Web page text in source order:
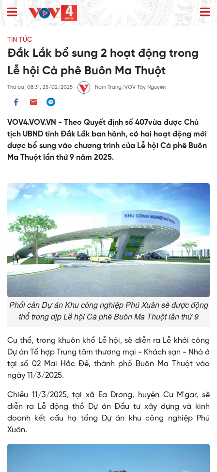
TIN TỨC
Đắk Lắk bổ sung 2 hoạt động trong
Lễ hội Cà phê Buôn Ma Thuột
Thứ ba, 08:31, 25/02/2025 Nam Trang/VOV Tây Nguyên
VOV4.VOV.VN - Theo Quyết định số 407vừa được Chủ
tịch UBND tỉnh Đắk Lắk ban hành, có hai hoạt động mới
được bổ sung vào chương trình của Lễ hội Cà phê Buôn
Ma Thuột lần thứ 9 năm 2025.
Phối cản Dự án Khu công nghiệp Phú Xuân sẽ được động
thổ trong dịp Lễ hội Cà phê Buôn Ma Thuột lần thứ 9
Cụ thể, trong khuôn khổ Lễ hội, sẽ diễn ra Lễ khởi công
Dự án Tổ hợp Trung tâm thương mại - Khách sạn - Nhà ở
tại số 02 Mai Hắc Đế, thành phố Buôn Ma Thuột vào
ngày 11/3/2025.
Chiều 11/3/2025, tại xã Ea Drơng, huyện Cư M'gar, sẽ
diễn ra Lễ động thổ Dự án Đầu tư xây dựng và kinh
doanh kết cấu hạ tầng Dự án khu công nghiệp Phú
Xuân.